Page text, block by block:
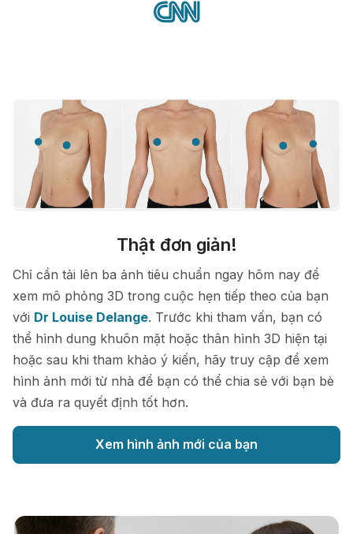
Thật đơn giản!
Chỉ cần tải lên ba ảnh tiêu chuẩn ngay hôm nay để
xem mô phỏng 3D trong cuộc hẹn tiếp theo của bạn
với Dr Louise Delange. Trước khi tham vấn, bạn có
thể hình dung khuôn mặt hoặc thân hình 3D hiện tại
hoặc sau khi tham khảo ý kiến, hãy truy cập để xem
hình ảnh mới từ nhà để bạn có thể chia sẻ với bạn bè
và đưa ra quyết định tốt hơn.
Xem hình ảnh mới của bạn